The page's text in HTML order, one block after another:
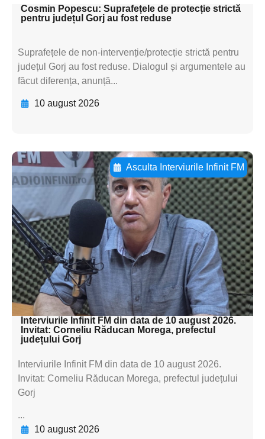
Cosmin Popescu: Suprafețele de protecție strictă
pentru județul Gorj au fost reduse
Suprafețele de non-intervenție/protecție strictă pentru
județul Gorj au fost reduse. Dialogul și argumentele au
făcut diferența, anunță...
10 august 2026
Asculta Interviurile Infinit FM
Adaugă aici textul pentru
subtitluAdaugă aici
textul pentru
subtitluAdaugă aici
textul pentru
subtitluAdaugă aici
textul pentru subti
Interviurile Infinit FM din data de 10 august 2026.
Invitat: Corneliu Răducan Morega, prefectul
județului Gorj
Interviurile Infinit FM din data de 10 august 2026.
Invitat: Corneliu Răducan Morega, prefectul județului
Gorj
...
10 august 2026